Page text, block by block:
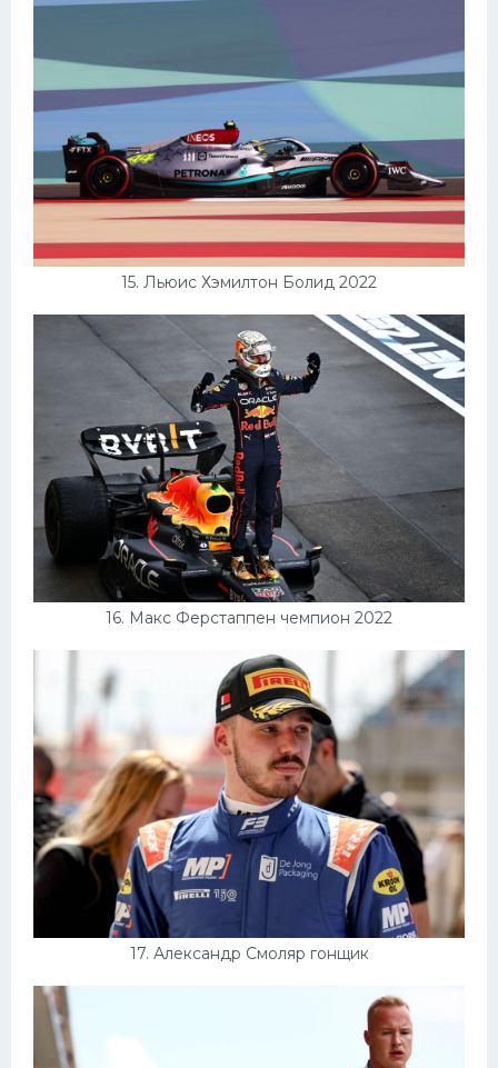
15. Льюис Хэмилтон Болид 2022
16. Макс Ферстаппен чемпион 2022
17. Александр Смоляр гонщик